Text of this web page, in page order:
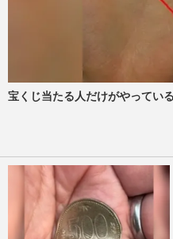
宝くじ当たる人だけがやってい